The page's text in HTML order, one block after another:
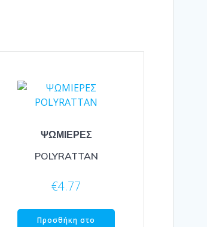
ΨΩΜΙΕΡΕΣ
POLYRATTAN
€4.77
Προσθήκη στο